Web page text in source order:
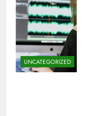
UNCATEGORIZED